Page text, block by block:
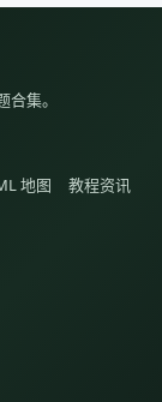
集。
地图 教程资讯